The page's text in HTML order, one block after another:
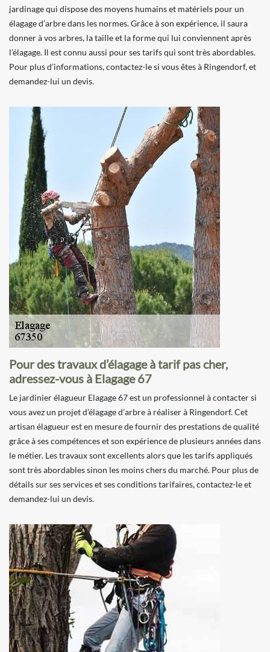
jardinage qui dispose des moyens humains et matériels pour un
élagage d’arbre dans les normes. Grâce à son expérience, il saura
donner à vos arbres, la taille et la forme qui lui conviennent après
l’élagage. Il est connu aussi pour ses tarifs qui sont très abordables.
Pour plus d’informations, contactez-le si vous êtes à Ringendorf, et
demandez-lui un devis.
Pour des travaux d’élagage à tarif pas cher,
adressez-vous à Elagage 67
Le jardinier élagueur Elagage 67 est un professionnel à contacter si
vous avez un projet d’élagage d’arbre à réaliser à Ringendorf. Cet
artisan élagueur est en mesure de fournir des prestations de qualité
grâce à ses compétences et son expérience de plusieurs années dans
le métier. Les travaux sont excellents alors que les tarifs appliqués
sont très abordables sinon les moins chers du marché. Pour plus de
détails sur ses services et ses conditions tarifaires, contactez-le et
demandez-lui un devis.